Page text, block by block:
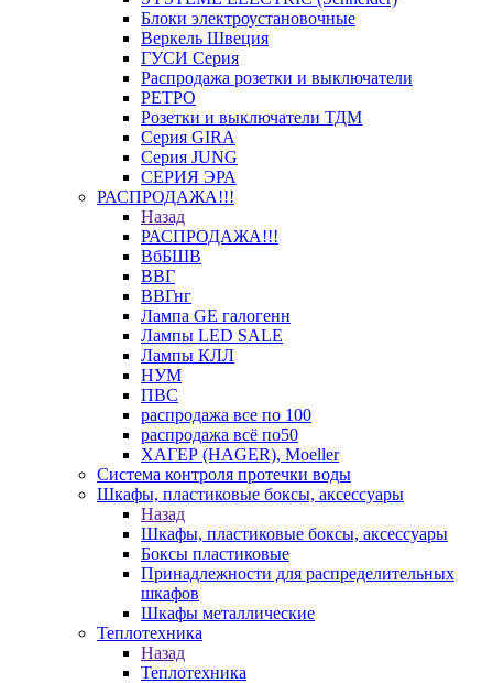
Блоки электроустановочные
Веркель Швеция
ГУСИ Серия
Распродажа розетки и выключатели
РЕТРО
Розетки и выключатели ТДМ
Серия GIRA
Серия JUNG
СЕРИЯ ЭРА
РАСПРОДАЖА!!!
Назад
РАСПРОДАЖА!!!
ВбБШВ
ВВГ
ВВГнг
Лампа GE галогенн
Лампы LED SALE
Лампы КЛЛ
НУМ
ПВС
распродажа все по 100
распродажа всё по50
ХАГЕР (HAGER), Moeller
Система контроля протечки воды
Шкафы, пластиковые боксы, аксессуары
Назад
Шкафы, пластиковые боксы, аксессуары
Боксы пластиковые
Принадлежности для распределительных
шкафов
Шкафы металлические
Теплотехника
Назад
Теплотехника